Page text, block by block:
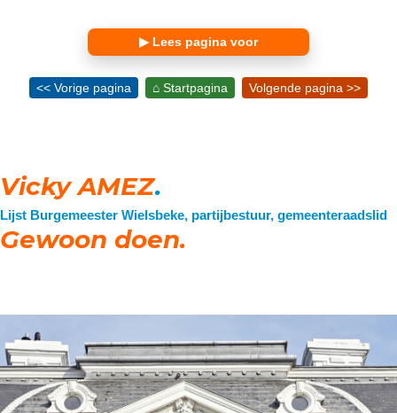
▶ Lees pagina voor
<< Vorige pagina ⌂ Startpagina Volgende pagina >>
Vicky AMEZ.
Lijst Burgemeester Wielsbeke, partijbestuur, gemeenteraadslid
Gewoon doen.